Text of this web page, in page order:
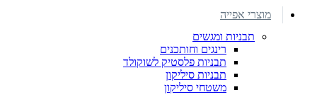
מוצרי אפייה
תבניות ומגשים
רינגים וחותכנים
תבניות פלסטיק לשוקולד
תבניות סיליקון
משטחי סיליקון